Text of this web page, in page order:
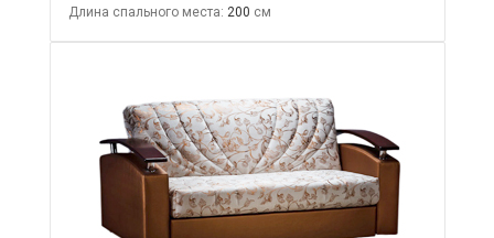
Длина спального места: 200